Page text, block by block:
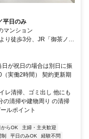
平日のみ
マンション
り徒歩3分、JR「御茶ノ水
が祝日の場合は別日に振
実働2時間） 契約更新期
レ清掃、ゴミ出し 他にも
の清掃や建物周り の清掃
ポイント
らOK
主婦・主夫歓迎
制 平日のみOK
経験不問